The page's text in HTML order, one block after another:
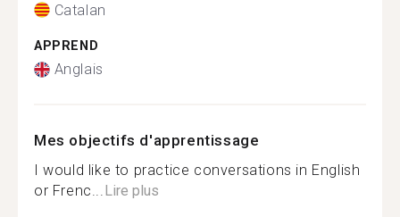
Catalan
APPREND
Anglais
Mes objectifs d'apprentissage
I would like to practice conversations in English
or Frenc...Lire plus